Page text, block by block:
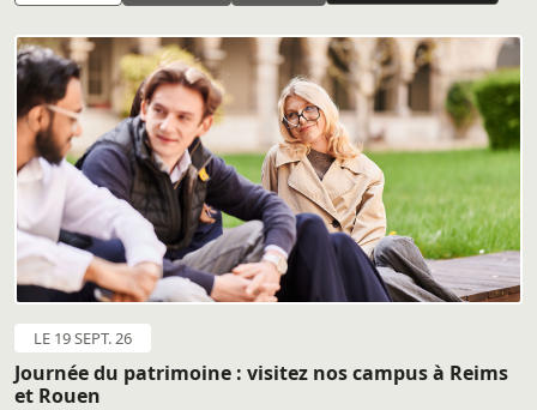
LE 19 SEPT. 26
Journée du patrimoine : visitez nos campus à Reims
et Rouen